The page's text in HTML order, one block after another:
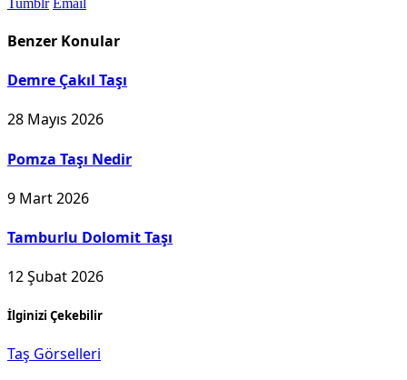
Benzer Konular
Demre Çakıl Taşı
28 Mayıs 2026
Pomza Taşı Nedir
9 Mart 2026
Tamburlu Dolomit Taşı
12 Şubat 2026
İlginizi Çekebilir
Taş Görselleri